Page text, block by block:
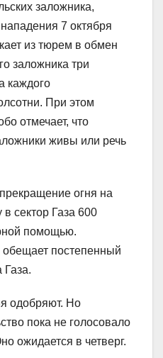
заложника,
7 октября
из тюрем в обмен
заложника три
каждого
При этом
отмечает, что
живы или речь
огня на
в сектор Газа 600
помощью.
постепенный
Газа.
одобряют. Но
пока не голосовало
ожидается в четверг.